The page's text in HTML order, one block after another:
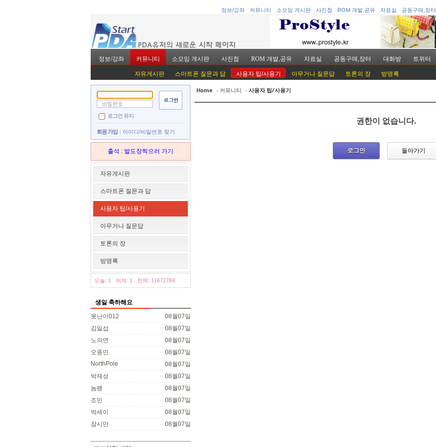
정보/강좌 커뮤니티 소모임 게시판 사진첩 ROM 개발,공유 자료실 공동구매,장터
정보/강좌 커뮤니티 소모임 게시판 사진첩 ROM 개발,공유 자료실 공동구매,장터 대화방 트위터
자유게시판 스마트폰 질문과 답 사용자 팁/사용기 아무거나 질문답 토론의 장 방명록
로그인 유지
회원 가입 아이디/비밀번호 찾기
출석 : 발도장찍으러 가기
자유게시판
스마트폰 질문과 답
사용자 팁/사용기
아무거나 질문답
토론의 장
방명록
오늘: 1 어제: 1 전체: 11672784
생일 축하해요
08월07일
못난이012
08월07일
김일섭
08월07일
노의연
08월07일
오종민
08월07일
NorthPole
08월07일
박재성
08월07일
놈팽
08월07일
조민
08월07일
박세이
08월07일
잠시만
Home › 커뮤니티 › 사용자 팁/사용기
권한이 없습니다.
로그인 돌아가기
Sketchbook5, 스케치북5
Sketchbook5, 스케치북5
Sketchbook5, 스케치북5
Sketchbook5, 스케치북5